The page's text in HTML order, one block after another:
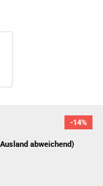
-14%
abweichend)